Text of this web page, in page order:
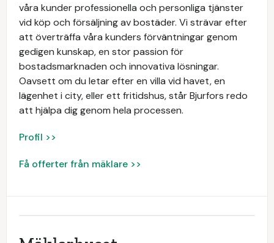
våra kunder professionella och personliga tjänster
vid köp och försäljning av bostäder. Vi strävar efter
att överträffa våra kunders förväntningar genom
gedigen kunskap, en stor passion för
bostadsmarknaden och innovativa lösningar.
Oavsett om du letar efter en villa vid havet, en
lägenhet i city, eller ett fritidshus, står Bjurfors redo
att hjälpa dig genom hela processen.
Profil >>
Få offerter från mäklare >>